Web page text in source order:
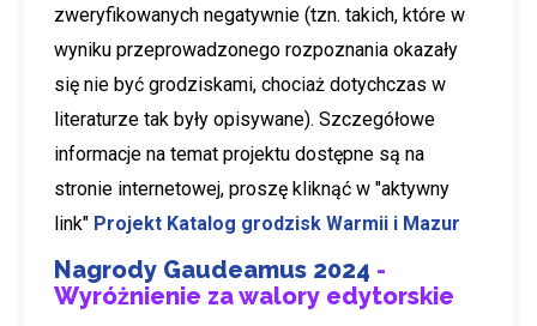
zweryfikowanych negatywnie (tzn. takich, które w
wyniku przeprowadzonego rozpoznania okazały
się nie być grodziskami, chociaż dotychczas w
literaturze tak były opisywane). Szczegółowe
informacje na temat projektu dostępne są na
stronie internetowej, proszę kliknąć w "aktywny
link" Projekt Katalog grodzisk Warmii i Mazur
Nagrody Gaudeamus 2024 -
Wyróżnienie za walory edytorskie